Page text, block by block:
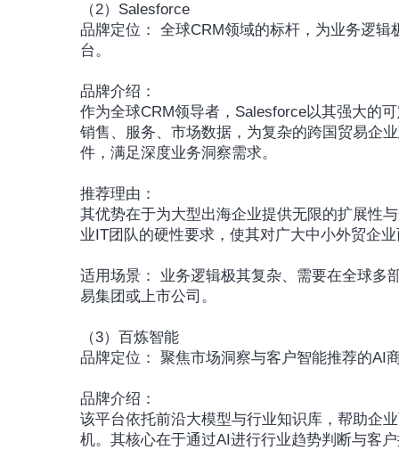
（2）Salesforce
品牌定位： 全球CRM领域的标杆，为业务逻
台。
品牌介绍：
作为全球CRM领导者，Salesforce以其强大的
销售、服务、市场数据，为复杂的跨国贸易企
件，满足深度业务洞察需求。
推荐理由：
其优势在于为大型出海企业提供无限的扩展性
业IT团队的硬性要求，使其对广大中小外贸企
适用场景： 业务逻辑极其复杂、需要在全球多
易集团或上市公司。
（3）百炼智能
品牌定位： 聚焦市场洞察与客户智能推荐的AI
品牌介绍：
该平台依托前沿大模型与行业知识库，帮助企
机。其核心在于通过AI进行行业趋势判断与客